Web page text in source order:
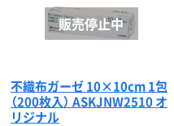
不織布ガーゼ 10×10cm 1包
（200枚入） ASKJNW2510 オ
リジナル